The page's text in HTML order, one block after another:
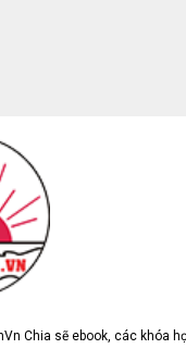
Chia sẽ ebook, các khóa